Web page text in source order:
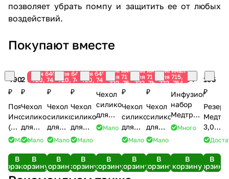
позволяет убрать помпу и защитить ее от любых
воздействий.
Покупают вместе
490
₽
Пояс
Инсулайн
(55
см
черный)
Мало
В
корзину
для 640,
720, 740,
2 090
₽
Чехол
силиконовый
для
помп
(ACC-
822PL)
Мало
В
корзину
для 640,
720, 740,
2 090
₽
Чехол
силиконовый
для
помп
(ACC-
822CL)
Мало
В
корзину
для 640,
720, 740,
2 090
₽
Чехол
силиконовый
для
помп
(ACC-
822PINK)
Мало
В
корзину
Оригинал
для 715,
722, 754
1 990 ₽
Чехол
силиконовый
для
помп
Медтроник
251PL)
фиолетовый
Мало
В
корзину
Оригинал
для 715,
722, 754
1 990
₽
Чехол
силиконовый
для
помп
(ACC-
251LTGY)
Мало
В
корзину
Оригинал
для 715,
722, 754
1 990
₽
Чехол
силиконовый
для
помп
(ACC-
251BLUE)
Мало
В
корзину
1 090 ₽
Инфузионный
набор
Медтроник
Квик
мм,
катетер
Много
В
корзину
195
₽
3,0
мл
№1
В
корзину